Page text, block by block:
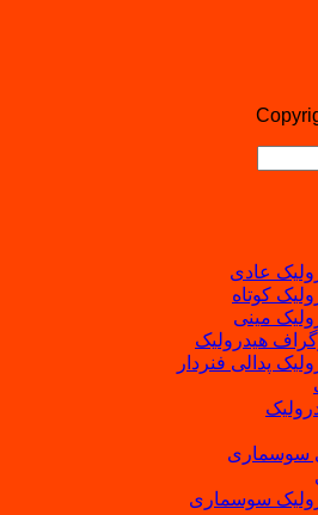
عادی
کوتاه
مینی
هیدرولیک
پدالی فنردار
سوسماری
سوسماری